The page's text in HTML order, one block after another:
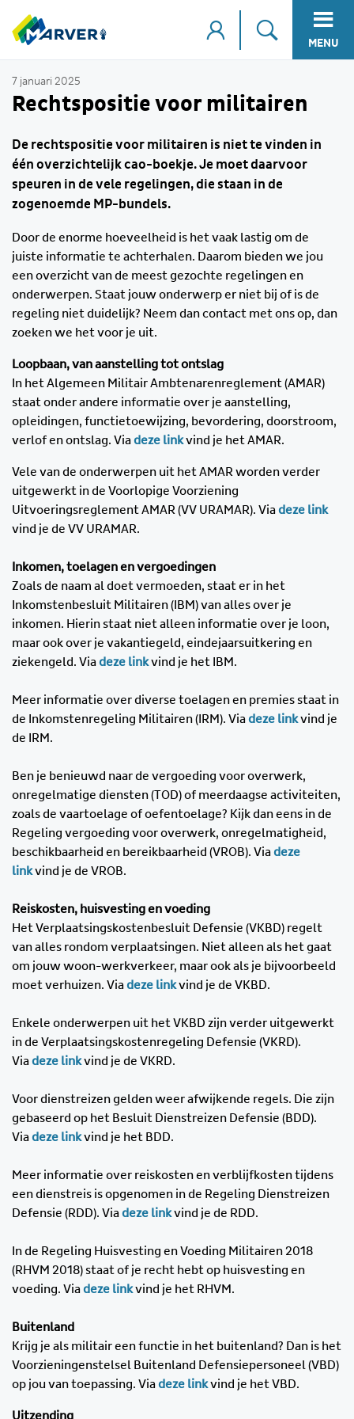
MENU
7 januari 2025
Rechtspositie voor militairen
De rechtspositie voor militairen is niet te vinden in
één overzichtelijk cao-boekje. Je moet daarvoor
speuren in de vele regelingen, die staan in de
zogenoemde MP-bundels.
Door de enorme hoeveelheid is het vaak lastig om de
juiste informatie te achterhalen. Daarom bieden we jou
een overzicht van de meest gezochte regelingen en
onderwerpen. Staat jouw onderwerp er niet bij of is de
regeling niet duidelijk? Neem dan contact met ons op, dan
zoeken we het voor je uit.
Loopbaan, van aanstelling tot ontslag
In het Algemeen Militair Ambtenarenreglement (AMAR)
staat onder andere informatie over je aanstelling,
opleidingen, functietoewijzing, bevordering, doorstroom,
verlof en ontslag. Viadeze linkvind je het AMAR.
Vele van de onderwerpen uit het AMAR worden verder
uitgewerkt in de Voorlopige Voorziening
Uitvoeringsreglement AMAR (VV URAMAR). Viadeze link
vind je de VV URAMAR.
Inkomen, toelagen en vergoedingen
Zoals de naam al doet vermoeden, staat er in het
Inkomstenbesluit Militairen (IBM) van alles over je
inkomen. Hierin staat niet alleen informatie over je loon,
maar ook over je vakantiegeld, eindejaarsuitkering en
ziekengeld. Viadeze linkvind je het IBM.
Meer informatie over diverse toelagen en premies staat in
de Inkomstenregeling Militairen (IRM). Viadeze linkvind je
de IRM.
Ben je benieuwd naar de vergoeding voor overwerk,
onregelmatige diensten (TOD) of meerdaagse activiteiten,
zoals de vaartoelage of oefentoelage? Kijk dan eens in de
Regeling vergoeding voor overwerk, onregelmatigheid,
beschikbaarheid en bereikbaarheid (VROB). Viadeze
linkvind je de VROB.
Reiskosten, huisvesting en voeding
Het Verplaatsingskostenbesluit Defensie (VKBD) regelt
van alles rondom verplaatsingen. Niet alleen als het gaat
om jouw woon-werkverkeer, maar ook als je bijvoorbeeld
moet verhuizen. Viadeze linkvind je de VKBD.
Enkele onderwerpen uit het VKBD zijn verder uitgewerkt
in de Verplaatsingskostenregeling Defensie (VKRD).
Viadeze linkvind je de VKRD.
Voor dienstreizen gelden weer afwijkende regels. Die zijn
gebaseerd op het Besluit Dienstreizen Defensie (BDD).
Viadeze linkvind je het BDD.
Meer informatie over reiskosten en verblijfkosten tijdens
een dienstreis is opgenomen in de Regeling Dienstreizen
Defensie (RDD). Viadeze linkvind je de RDD.
In de Regeling Huisvesting en Voeding Militairen 2018
(RHVM 2018) staat of je recht hebt op huisvesting en
voeding. Viadeze linkvind je het RHVM.
Buitenland
Krijg je als militair een functie in het buitenland? Dan is het
Voorzieningenstelsel Buitenland Defensiepersoneel (VBD)
op jou van toepassing. Viadeze linkvind je het VBD.
Uitzending